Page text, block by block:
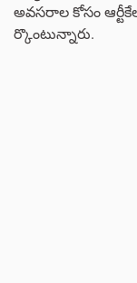
అవసరాల కోసం
ర్కొంటున్నారు.